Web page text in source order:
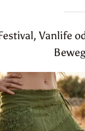
Vanlife